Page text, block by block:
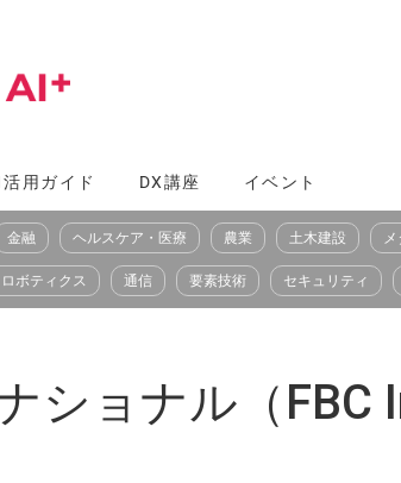
用ガイド DX講座 イベント
金融 ヘルスケア・医療 農業 土木建設
ロボティクス 通信 要素技術 セキュリティ
ショナル（FBC